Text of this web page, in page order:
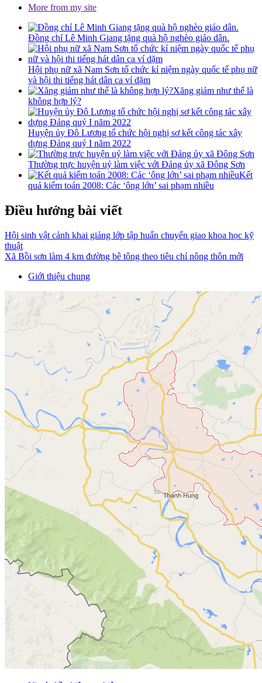
More from my site
Đồng chí Lê Minh Giang tặng quà hộ nghèo giáo dân.
Hội phụ nữ xã Nam Sơn tổ chức kỉ niệm ngày quốc tế phụ nữ
và hội thi tiếng hát dân ca ví dặm
Xăng giảm như thế là
không hợp lý?
Huyện ủy Đô Lương tổ chức hội nghị sơ kết công tác xây
dựng Đảng quý I năm 2022
Thường trực huyện uỷ làm việc với Đảng ủy xã Đông Sơn
Kết
quả kiểm toán 2008: Các ‘ông lớn’ sai phạm nhiều
Điều hướng bài viết
Hội sinh vật cảnh khai giảng lớp tập huấn chuyển giao khoa học kỹ
thuật
Xã Bồi sơn làm 4 km đường bê tông theo tiêu chí nông thôn mới
Giới thiệu chung